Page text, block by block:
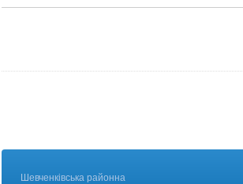
Шевченківська районна